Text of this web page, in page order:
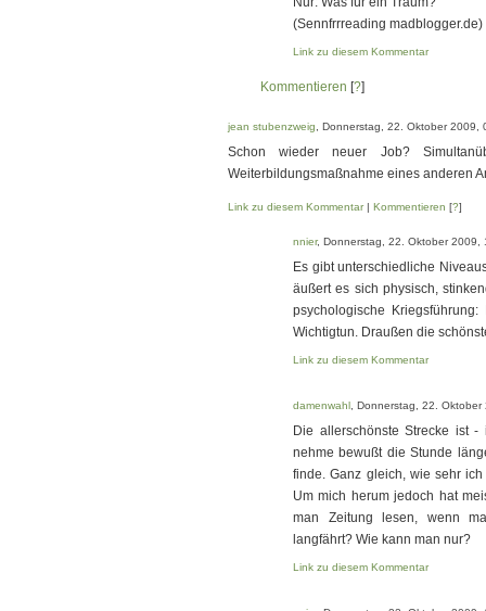
(Sennfrrreading madblogger.de)
Link zu diesem Kommentar
Kommentieren [?]
jean stubenzweig , Donnerstag, 22. Oktober 2009,
Schon wieder neuer Job?
Weiterbildungsmaßnahme eines anderen
Link zu diesem Kommentar| Kommentieren [?]
nnier, Donnerstag, 22. Oktober 2009,
Es gibt unterschiedliche
äußert es sich physisch,
psychologische
Wichtigtun. Draußen die
Link zu diesem Kommentar
damenwahl , Donnerstag, 22.
Die allerschönste Strecke ist
nehme bewußt die Stunde
finde. Ganz gleich, wie sehr
Um mich herum jedoch hat
man Zeitung lesen, wenn
langfährt? Wie kann man nur?
Link zu diesem Kommentar